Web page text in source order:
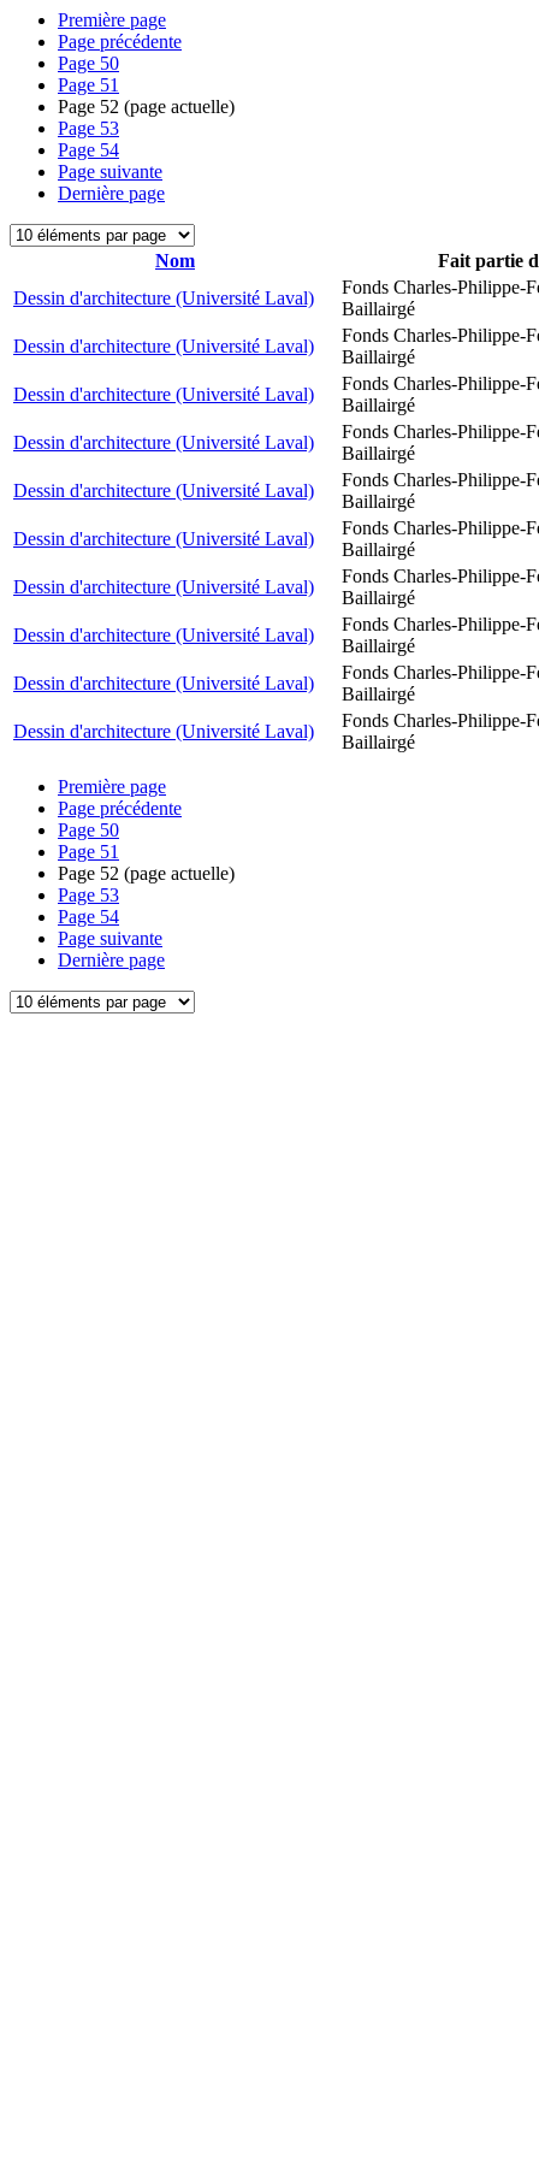
Première page
Page précédente
Page 50
Page 51
Page 52 (page actuelle)
Page 53
Page 54
Page suivante
Dernière page
Nom
Fait partie
Dessin d'architecture (Université Laval)
Fonds Charles-Philippe-
Baillairgé
Dessin d'architecture (Université Laval)
Fonds Charles-Philippe-
Baillairgé
Dessin d'architecture (Université Laval)
Fonds Charles-Philippe-
Baillairgé
Dessin d'architecture (Université Laval)
Fonds Charles-Philippe-
Baillairgé
Dessin d'architecture (Université Laval)
Fonds Charles-Philippe-
Baillairgé
Dessin d'architecture (Université Laval)
Fonds Charles-Philippe-
Baillairgé
Dessin d'architecture (Université Laval)
Fonds Charles-Philippe-
Baillairgé
Dessin d'architecture (Université Laval)
Fonds Charles-Philippe-
Baillairgé
Dessin d'architecture (Université Laval)
Fonds Charles-Philippe-
Baillairgé
Dessin d'architecture (Université Laval)
Fonds Charles-Philippe-
Baillairgé
Première page
Page précédente
Page 50
Page 51
Page 52 (page actuelle)
Page 53
Page 54
Page suivante
Dernière page